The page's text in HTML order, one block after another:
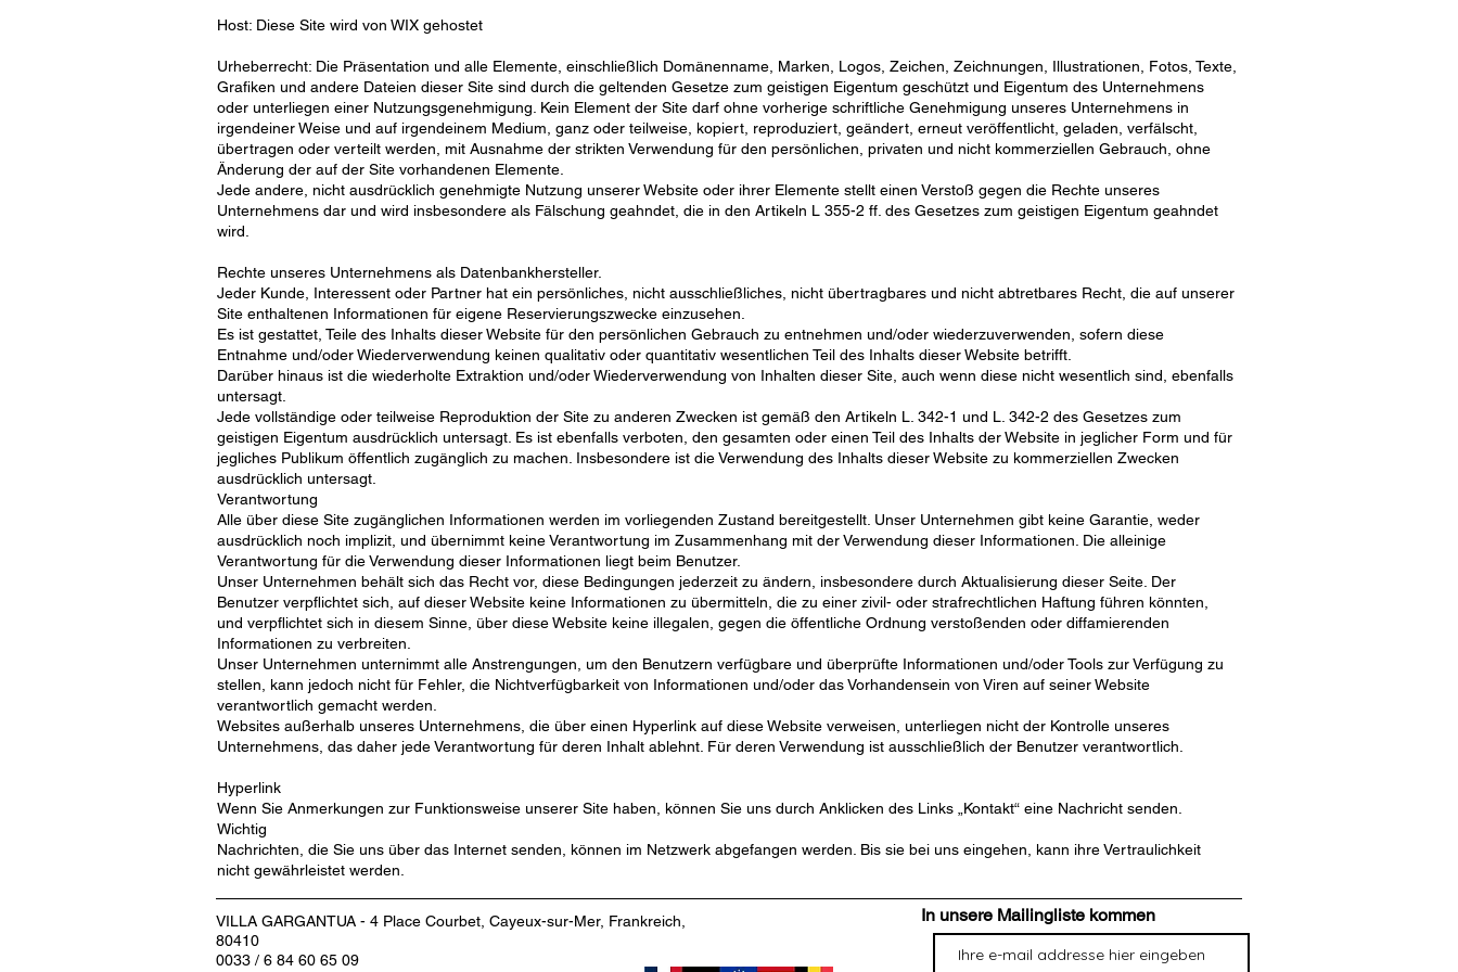
Host: Diese Site wird von WIX gehostet
Urheberrecht: Die Präsentation und alle Elemente, einschließlich Domänenname, Marken, Logos, Zeichen, Zeichnungen, Illustrationen, Fotos, Texte,
Grafiken und andere Dateien dieser Site sind durch die geltenden Gesetze zum geistigen Eigentum geschützt und Eigentum des Unternehmens
oder unterliegen einer Nutzungsgenehmigung. Kein Element der Site darf ohne vorherige schriftliche Genehmigung unseres Unternehmens in
irgendeiner Weise und auf irgendeinem Medium, ganz oder teilweise, kopiert, reproduziert, geändert, erneut veröffentlicht, geladen, verfälscht,
übertragen oder verteilt werden, mit Ausnahme der strikten Verwendung für den persönlichen, privaten und nicht kommerziellen Gebrauch, ohne
Änderung der auf der Site vorhandenen Elemente.
Jede andere, nicht ausdrücklich genehmigte Nutzung unserer Website oder ihrer Elemente stellt einen Verstoß gegen die Rechte unseres
Unternehmens dar und wird insbesondere als Fälschung geahndet, die in den Artikeln L 355-2 ff. des Gesetzes zum geistigen Eigentum geahndet
wird.
Rechte unseres Unternehmens als Datenbankhersteller.
Jeder Kunde, Interessent oder Partner hat ein persönliches, nicht ausschließliches, nicht übertragbares und nicht abtretbares Recht, die auf unserer
Site enthaltenen Informationen für eigene Reservierungszwecke einzusehen.
Es ist gestattet, Teile des Inhalts dieser Website für den persönlichen Gebrauch zu entnehmen und/oder wiederzuverwenden, sofern diese
Entnahme und/oder Wiederverwendung keinen qualitativ oder quantitativ wesentlichen Teil des Inhalts dieser Website betrifft.
Darüber hinaus ist die wiederholte Extraktion und/oder Wiederverwendung von Inhalten dieser Site, auch wenn diese nicht wesentlich sind, ebenfalls
untersagt.
Jede vollständige oder teilweise Reproduktion der Site zu anderen Zwecken ist gemäß den Artikeln L. 342-1 und L. 342-2 des Gesetzes zum
geistigen Eigentum ausdrücklich untersagt. Es ist ebenfalls verboten, den gesamten oder einen Teil des Inhalts der Website in jeglicher Form und für
jegliches Publikum öffentlich zugänglich zu machen. Insbesondere ist die Verwendung des Inhalts dieser Website zu kommerziellen Zwecken
ausdrücklich untersagt.
Verantwortung
Alle über diese Site zugänglichen Informationen werden im vorliegenden Zustand bereitgestellt. Unser Unternehmen gibt keine Garantie, weder
ausdrücklich noch implizit, und übernimmt keine Verantwortung im Zusammenhang mit der Verwendung dieser Informationen. Die alleinige
Verantwortung für die Verwendung dieser Informationen liegt beim Benutzer.
Unser Unternehmen behält sich das Recht vor, diese Bedingungen jederzeit zu ändern, insbesondere durch Aktualisierung dieser Seite. Der
Benutzer verpflichtet sich, auf dieser Website keine Informationen zu übermitteln, die zu einer zivil- oder strafrechtlichen Haftung führen könnten,
und verpflichtet sich in diesem Sinne, über diese Website keine illegalen, gegen die öffentliche Ordnung verstoßenden oder diffamierenden
Informationen zu verbreiten.
Unser Unternehmen unternimmt alle Anstrengungen, um den Benutzern verfügbare und überprüfte Informationen und/oder Tools zur Verfügung zu
stellen, kann jedoch nicht für Fehler, die Nichtverfügbarkeit von Informationen und/oder das Vorhandensein von Viren auf seiner Website
verantwortlich gemacht werden.
Websites außerhalb unseres Unternehmens, die über einen Hyperlink auf diese Website verweisen, unterliegen nicht der Kontrolle unseres
Unternehmens, das daher jede Verantwortung für deren Inhalt ablehnt. Für deren Verwendung ist ausschließlich der Benutzer verantwortlich.
Hyperlink
Wenn Sie Anmerkungen zur Funktionsweise unserer Site haben, können Sie uns durch Anklicken des Links „Kontakt“ eine Nachricht senden.
Wichtig
Nachrichten, die Sie uns über das Internet senden, können im Netzwerk abgefangen werden. Bis sie bei uns eingehen, kann ihre Vertraulichkeit
nicht gewährleistet werden.
VILLA GARGANTUA - 4 Place Courbet, Cayeux-sur-Mer, Frankreich,
80410
0033 / 6 84 60 65 09
In unsere Mailingliste kommen